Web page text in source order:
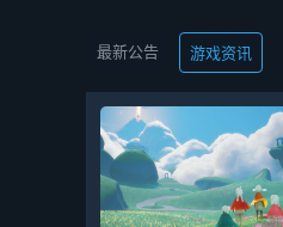
最新公告 游戏资讯